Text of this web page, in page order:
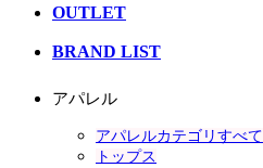
OUTLET
BRAND LIST
アパレル
アパレルカテゴリすべて
トップス